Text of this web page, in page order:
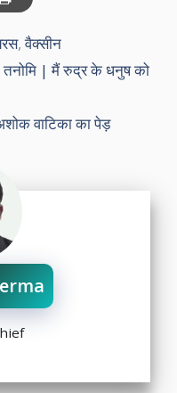
,वैक्सीन
तनोमि | मैं रुद्र के धनुष को
वाटिका का पेड़